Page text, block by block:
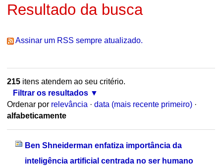
Resultado da busca
Assinar um RSS sempre atualizado.
215itens atendem ao seu critério.
Filtrar os resultados
Ordenar por relevância · data (mais recente primeiro) ·
alfabeticamente
Ben Shneiderman enfatiza importância da
inteligência artificial centrada no ser humano